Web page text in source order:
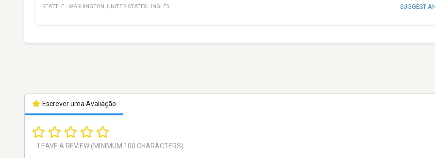
SEATTLE · WASHINGTON , UNITED STATES · INGLÊS SUGGEST
Escrever uma Avaliação